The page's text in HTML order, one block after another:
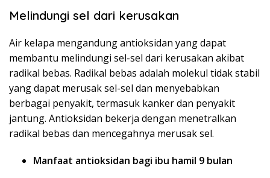
Melindungi sel dari kerusakan
Air kelapa mengandung antioksidan yang dapat
membantu melindungi sel-sel dari kerusakan akibat
radikal bebas. Radikal bebas adalah molekul tidak stabil
yang dapat merusak sel-sel dan menyebabkan
berbagai penyakit, termasuk kanker dan penyakit
jantung. Antioksidan bekerja dengan menetralkan
radikal bebas dan mencegahnya merusak sel.
Manfaat antioksidan bagi ibu hamil 9 bulan